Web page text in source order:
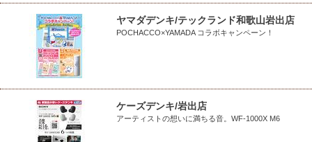
ヤマダデンキ/テックランド和歌山岩出店
POCHACCO×YAMADA コラボキャンペーン！
ケーズデンキ/岩出店
アーティストの想いに満ちる音。WF-1000X M6